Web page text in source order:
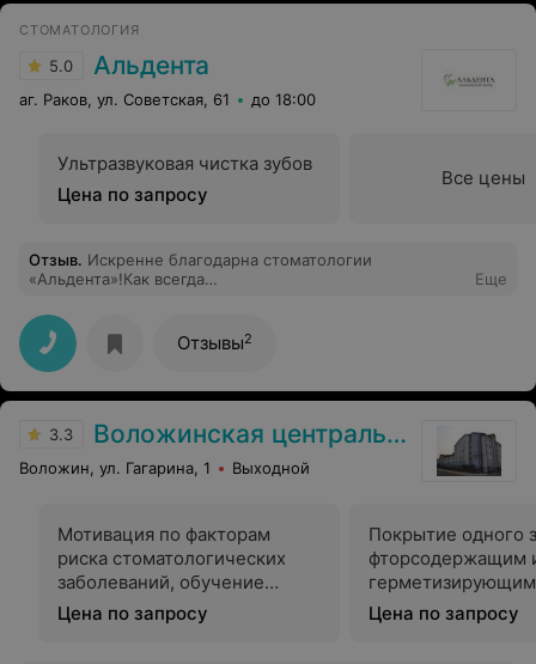
СТОМАТОЛОГИЯ
5.0 Альдента
aг. Раков, ул. Советская, 61 до 18:00
Ультразвуковая чистка зубов
Цена по запросу
Все цены
Отзыв. Искренне благодарна стоматологии
«Альдента»!Как всегда
и очень душевно!Из личного опыта:не тяните с
имплантацией,пока Вы
боитесь,выбираете,сомневаетесь,Ваши зубные ряды
деформируются,атрофируются и усложняют
имплантацию и протезирование.Как это приятно снова
спасибо «Альденте» и моему доктору Ольге
Еще
Отзывы2
3.3 Воложинская центральная районная больница
Воложин, ул. Гагарина, 1 Выходной
Мотивация по факторам
риска стоматологических
заболеваний, обучение
пациента чистке зубов
Цена по запросу
Покрытие одного
фторсодержащим
герметизирующим
препаратом
Цена по запросу